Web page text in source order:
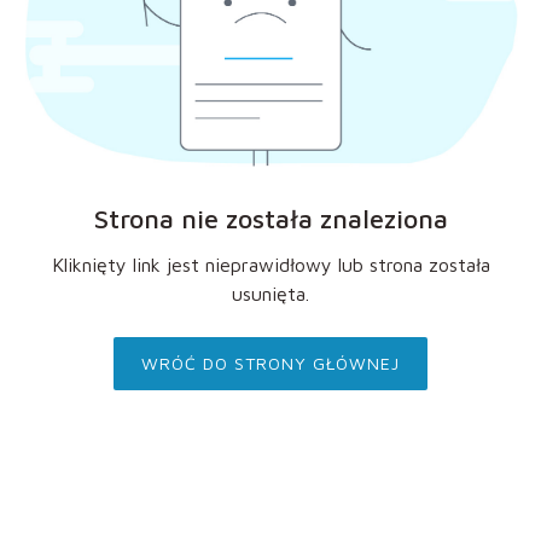
Strona nie została znaleziona
Kliknięty link jest nieprawidłowy lub strona została
usunięta.
WRÓĆ DO STRONY GŁÓWNEJ